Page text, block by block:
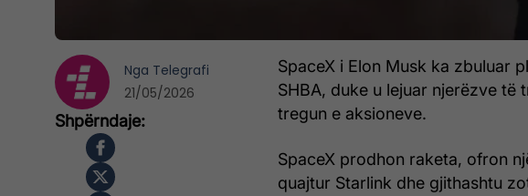
SpaceX i Elon Musk ka zbuluar
SHBA, duke u lejuar njerëzve të
tregun e aksioneve.
SpaceX prodhon raketa, ofron
quajtur Starlink dhe gjithashtu
Nga Telegrafi
21/05/2026